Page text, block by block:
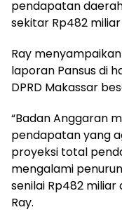
pendapatan
sekitar Rp482
Ray
laporan Pansus di
DPRD Makassar
“Badan Anggaran
pendapatan yang
proyeksi total
mengalami
senilai Rp482 miliar
Ray.